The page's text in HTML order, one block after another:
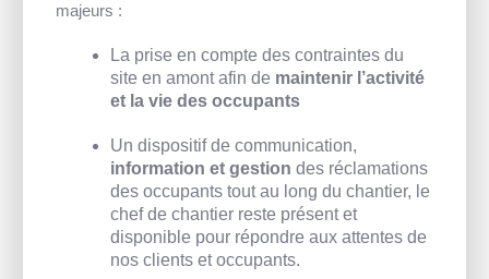
majeurs :
La prise en compte des contraintes du
site en amont afin de maintenir l’activité
et la vie des occupants
Un dispositif de communication,
information et gestion des réclamations
des occupants tout au long du chantier, le
chef de chantier reste présent et
disponible pour répondre aux attentes de
nos clients et occupants.